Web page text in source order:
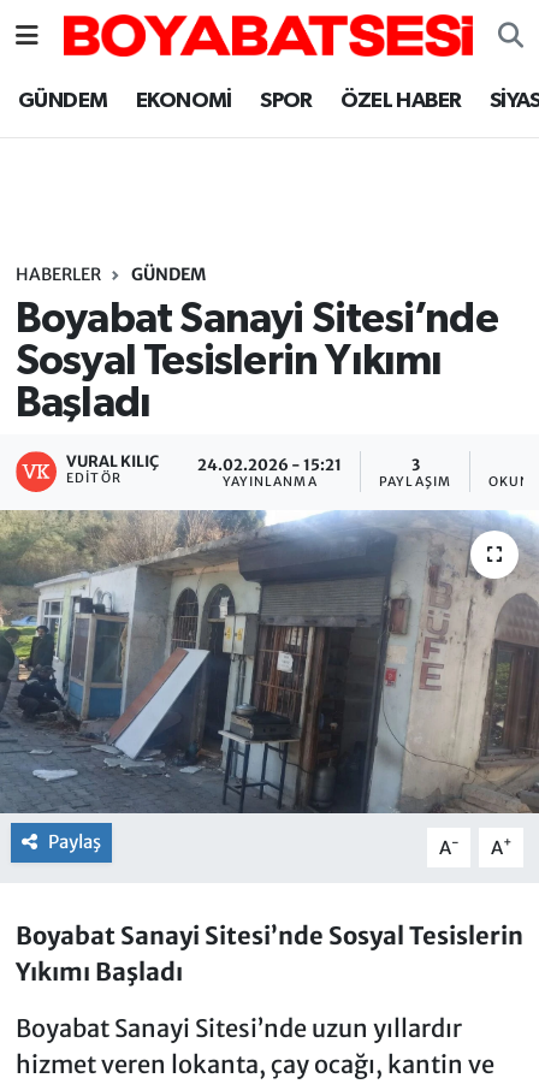
GÜNDEM EKONOMİ SPOR ÖZEL HABER
HABERLER GÜNDEM
Boyabat Sanayi Sitesi’nde
Sosyal Tesislerin Yıkımı
Başladı
VURAL KILIÇ
EDITÖR
24.02.2026 - 15:21
YAYINLANMA
3
PAYLAŞIM
Paylaş A- A+
Boyabat Sanayi Sitesi’nde Sosyal Tesislerin
Yıkımı Başladı
Boyabat Sanayi Sitesi’nde uzun yıllardır
hizmet veren lokanta, çay ocağı, kantin ve
Sinop Nöbetçi Eczaneler
Sinop Trafik Yoğunluk Haritası
Süper Lig Puan Durumu ve Fikstür
Tüm Manşetler
Son Dakika Haberleri
Haber Arşivi